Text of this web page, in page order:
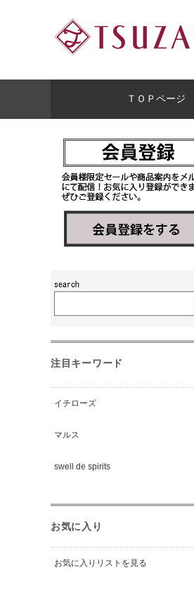
ＴＯＰページ
注目キーワード
イチローズ
マルス
swell de spirits
お気に入り
お気に入りリストを見る